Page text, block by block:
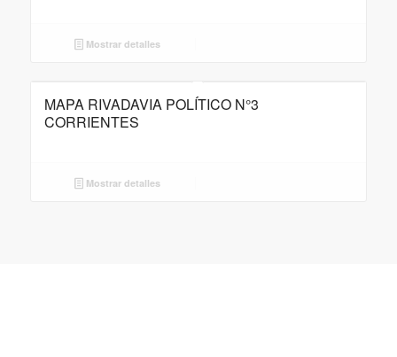
Mostrar detalles
MAPA RIVADAVIA POLÍTICO N°3
CORRIENTES
Mostrar detalles